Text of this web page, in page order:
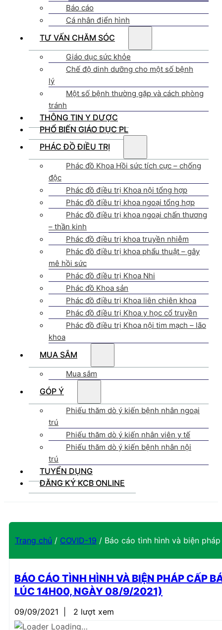
Báo cáo
Cá nhân điển hình
TƯ VẤN CHĂM SÓC
Giáo dục sức khỏe
Chế độ dinh dưỡng cho một số bệnh
lý
Một số bệnh thường gặp và cách phòng
tránh
THÔNG TIN Y DƯỢC
PHỔ BIẾN GIÁO DỤC PL
PHÁC ĐỒ ĐIỀU TRỊ
Phác đồ Khoa Hồi sức tích cực – chống
độc
Phác đồ điều trị Khoa nội tổng hợp
Phác đồ điều trị khoa ngoại tổng hợp
Phác đồ điều trị khoa ngoại chấn thương
– thần kinh
Phác đồ điều trị khoa truyền nhiễm
Phác đồ điều trị khoa phẩu thuật – gây
mê hồi sức
Phác đồ điều trị Khoa Nhi
Phác đồ Khoa sản
Phác đồ điều trị Khoa liên chiên khoa
Phác đồ điều trị Khoa y học cổ truyền
Phác đồ điều trị Khoa nội tim mạch – lão
khoa
MUA SẮM
Mua sắm
GÓP Ý
Phiếu thăm dò ý kiến bệnh nhân ngoại
trú
Phiếu thăm dò ý kiến nhân viên y tế
Phiếu thăm dò ý kiến bệnh nhân nội
trú
TUYỂN DỤNG
ĐĂNG KÝ KCB ONLINE
Trang chủ / COVID-19 / Báo cáo tình hình và biện
BÁO CÁO TÌNH HÌNH VÀ BIỆN PHÁP CẤP
LÚC 14H00, NGÀY 08/9/2021)
09/09/2021
2 lượt xem
Loading…